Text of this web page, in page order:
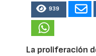
939
La proliferación